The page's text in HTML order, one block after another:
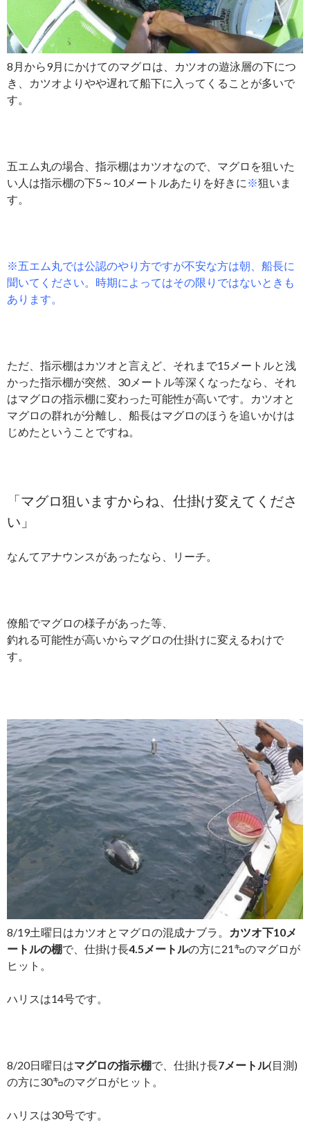
8月から9月にかけてのマグロは、カツオの遊泳層の下につ
き、カツオよりやや遅れて船下に入ってくることが多いで
す。
五エム丸の場合、指示棚はカツオなので、マグロを狙いた
い人は指示棚の下5～10メートルあたりを好きに ※狙いま
す。
※五エム丸では公認のやり方ですが不安な方は朝、船長に
聞いてください。時期によってはその限りではないときも
あります。
ただ、指示棚はカツオと言えど、それまで15メートルと浅
かった指示棚が突然、30メートル等深くなったなら、それ
はマグロの指示棚に変わった可能性が高いです。カツオと
マグロの群れが分離し、船長はマグロのほうを追いかけは
じめたということですね。
「マグロ狙いますからね、仕掛け変えてくださ
い」
なんてアナウンスがあったなら、リーチ。
僚船でマグロの様子があった等、
釣れる可能性が高いからマグロの仕掛けに変えるわけで
す。
8/19土曜日はカツオとマグロの混成ナブラ。
カツオ下10メ
ートルの棚で、仕掛け長4.5メートルの方に21㌔のマグロが
ヒット。
ハリスは14号です。
8/20日曜日はマグロの指示棚で、仕掛け長7メートル(目測)
の方に30㌔のマグロがヒット。
ハリスは30号です。